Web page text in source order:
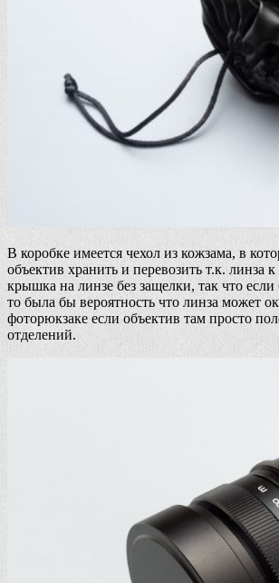
В коробке имеется чехол из кожзама, в
объектив хранить и перевозить т.к. линза
крышка на линзе без защелки, так что
то была бы вероятность что линза может
фоторюкзаке если объектив там просто
отделений.